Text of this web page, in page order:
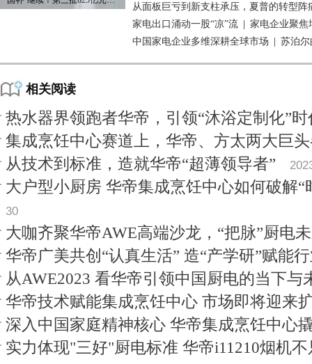
从面板巨亏到新支柱承压，夏普的转型阵
家电出口涌动一股“凉”流
家电企业聚焦
中国家电企业多维深耕全球市场
苏泊
相关阅读
热水器界领跑者华帝，引领“沐浴定制化”时
集成烹饪中心赛道上，华帝、方太两大巨
从技术到标准，造就华帝“超薄领导者”
大户型小厨房 华帝集成烹饪中心如何破解“
30
大咖齐聚华帝AWE高端沙龙，“把脉”厨电
华帝广美共创“认真生活” 造“产学研”赋能
从AWE2023 看华帝引领中国厨电的当下与
华帝技术赋能集成烹饪中心 市场即将迎来
深入中国家庭精神核心 华帝集成烹饪中心
实力体现"三好"厨电标准 华帝i11210烟机